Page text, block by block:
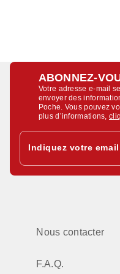
ABONNEZ-
Votre adresse e-mail
envoyer des
Poche. Vous pouvez
plus d’informations,
Indiquez votre email
Nous contacter
F.A.Q.